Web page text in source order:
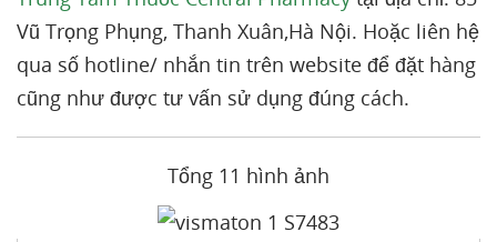
Vũ Trọng Phụng, Thanh Xuân,Hà Nội. Hoặc liên hệ
qua số hotline/ nhắn tin trên website để đặt hàng
cũng như được tư vấn sử dụng đúng cách.
Tổng 11 hình ảnh